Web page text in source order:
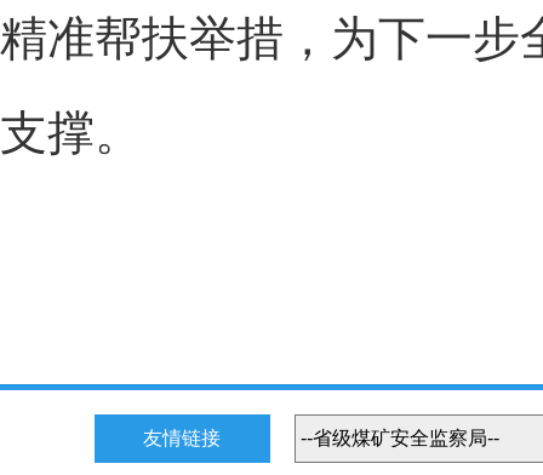
精准帮扶举措，为下一步
支撑。
友情链接